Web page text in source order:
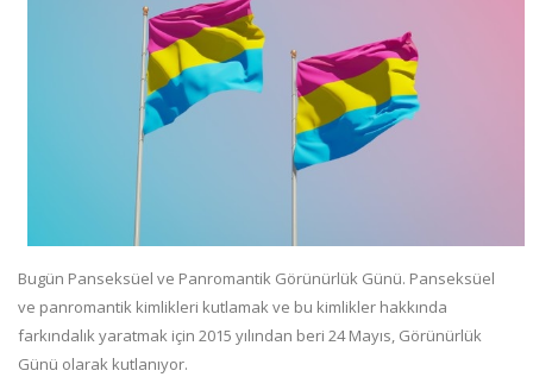
Bugün Panseksüel ve Panromantik Görünürlük Günü. Panseksüel
ve panromantik kimlikleri kutlamak ve bu kimlikler hakkında
farkındalık yaratmak için 2015 yılından beri 24 Mayıs, Görünürlük
Günü olarak kutlanıyor.